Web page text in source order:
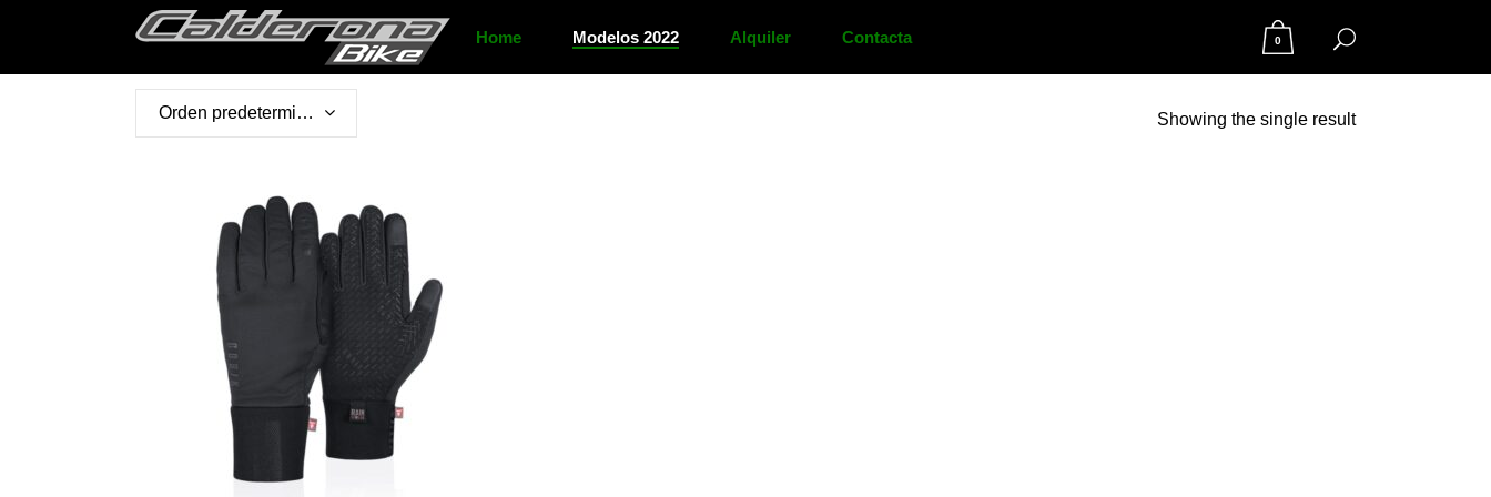
0
Home Modelos 2022 Alquiler Contacta
Showing the single result
Orden predeterminado